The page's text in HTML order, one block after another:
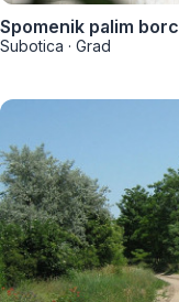
Spomenik palim
Subotica · Grad